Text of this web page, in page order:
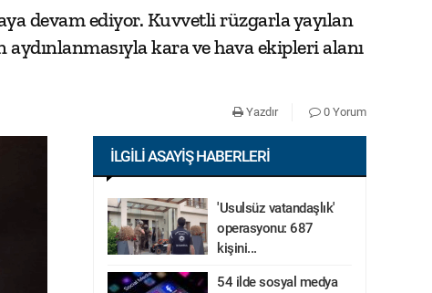
devam ediyor. Kuvvetli rüzgarla yayılan
kara ve hava ekipleri alanı
Yazdır 0 Yorum
İLGILI ASAYIŞ HABERLERI
'Usulsüz vatandaşlık'
operasyonu: 687
kişini...
54 ilde sosyal medya